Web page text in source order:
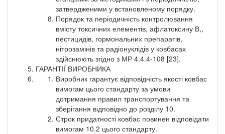
затвердженими у встановленому порядку.
Порядок та періодичність контролювання
вмісту токсичних елементів, афлатоксину В,,
пестицидів, гормональних препаратів,
нітрозамінів та радіонуклідів у ковбасах
здійснюють згідно з МР 4.4.4-108 [23].
ГАРАНТІЇ ВИРОБНИКА
Виробник гарантує відповідність якості ковбас
вимогам цього стандарту за умови
дотримання правил транспортування та
зберігання відповідно до розділу 10.
Строк придатності ковбас повинен відповідати
вимогам 10.2 цього стандарту.